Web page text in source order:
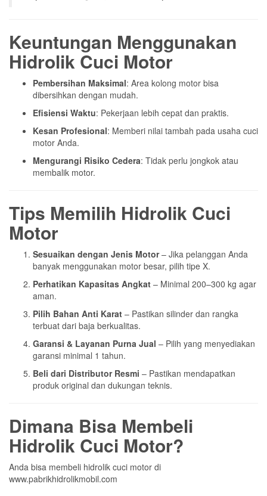
Keuntungan Menggunakan
Hidrolik Cuci Motor
Pembersihan Maksimal: Area kolong motor bisa
dibersihkan dengan mudah.
Efisiensi Waktu: Pekerjaan lebih cepat dan praktis.
Kesan Profesional: Memberi nilai tambah pada usaha cuci
motor Anda.
Mengurangi Risiko Cedera: Tidak perlu jongkok atau
membalik motor.
Tips Memilih Hidrolik Cuci
Motor
Sesuaikan dengan Jenis Motor– Jika pelanggan Anda
banyak menggunakan motor besar, pilih tipe X.
Perhatikan Kapasitas Angkat – Minimal 200–300 kg agar
aman.
Pilih Bahan Anti Karat – Pastikan silinder dan rangka
terbuat dari baja berkualitas.
Garansi & Layanan Purna Jual – Pilih yang menyediakan
garansi minimal 1 tahun.
Beli dari Distributor Resmi – Pastikan mendapatkan
produk original dan dukungan teknis.
Dimana Bisa Membeli
Hidrolik Cuci Motor?
Anda bisa membeli hidrolik cuci motor di
www.pabrikhidrolikmobil.com